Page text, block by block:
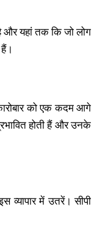
और यहां तक कि जो लोग
को एक कदम आगे
होती हैं और उनके
में उतरें। सीपी